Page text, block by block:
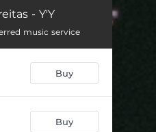
Mapinguari (Encantado da Mata)
Uiara (Encantada da Água) - Vida e cura 03:55
02:28
- Y'Y
music service
Buy
Buy